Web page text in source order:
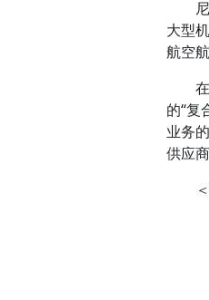
尼
大型
航空
在
的“复
业务
供应
＜